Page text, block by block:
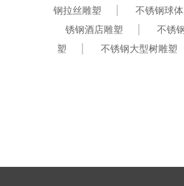
钢拉丝雕塑
不锈钢球
锈钢酒店雕塑
不锈
塑
不锈钢大型树雕塑